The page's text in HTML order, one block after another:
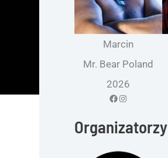
Marcin
Mr. Bear Poland
2026
Facebook Instagram
Organizatorzy